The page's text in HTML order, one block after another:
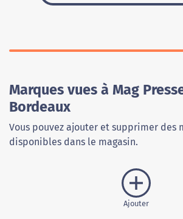
Marques vues à Mag
Bordeaux
Vous pouvez ajouter et supprimer des
disponibles dans le magasin.
Ajouter